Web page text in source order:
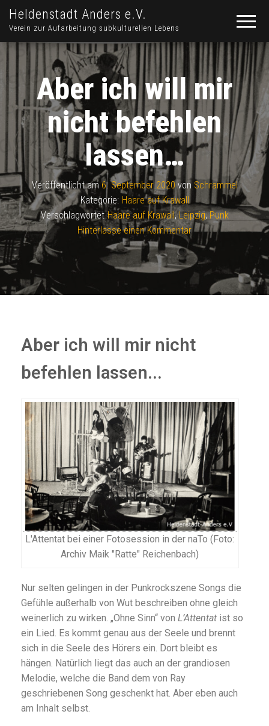
Heldenstadt Anders e.V.
Verein zur Aufarbeitung subkulturellen Lebens
Aber ich will mir
nicht befehlen
lassen…
Veröffentlicht am 6. September 2020 von Schrammel
Kategorie: Haare auf Krawall
Verschlagwortet Haare auf Krawall,Leipzig,Punk
Hinterlasse einen Kommentar
Aber ich will mir nicht
befehlen lassen...
L'Attentat bei einer Fotosession in der naTo (Foto:
Archiv Maik "Ratte" Reichenbach)
Nur selten gelingen in der Punkrockszene Songs die
Gefühle außerhalb von Wut beschreiben ohne gleich
weinerlich zu wirken. „Ohne Sinn“ von L’Attentat ist so
ein Lied. Es kommt genau aus der Seele und brennt
sich in die Seele des Hörers ein. Dort bleibt es
hängen. Natürlich liegt das auch an der grandiosen
Melodie, welche die Band dem von Ray
geschriebenen Song geschenkt hat. Aber eben auch
am Inhalt selbst.